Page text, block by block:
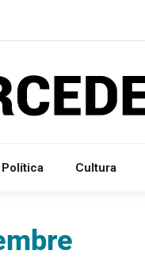
Política Cultura